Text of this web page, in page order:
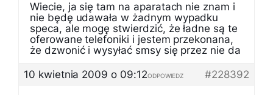
Wiecie, ja się tam na aparatach nie znam i
nie będę udawała w żadnym wypadku
speca, ale mogę stwierdzić, że ładne są te
oferowane telefoniki i jestem przekonana,
że dzwonić i wysyłać smsy się przez nie da
10 kwietnia 2009 o 09:12
#228392
ODPOWIEDZ